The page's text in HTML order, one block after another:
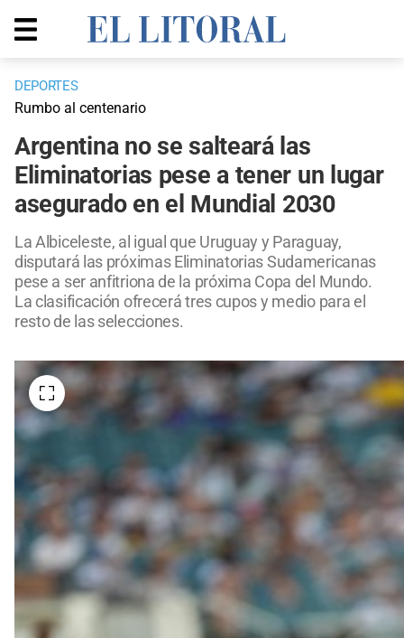
DEPORTES
Rumbo al centenario
Argentina no se salteará las
Eliminatorias pese a tener un lugar
asegurado en el Mundial 2030
La Albiceleste, al igual que Uruguay y Paraguay,
disputará las próximas Eliminatorias Sudamericanas
pese a ser anfitriona de la próxima Copa del Mundo.
La clasificación ofrecerá tres cupos y medio para el
resto de las selecciones.